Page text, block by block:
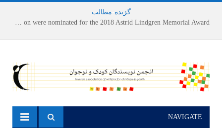
گزیده مطالب
NAVIGATE